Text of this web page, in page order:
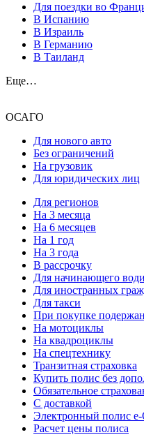
Для поездки во
В Испанию
В Израиль
В Германию
В Таиланд
Еще…
ОСАГО
Для нового авто
Без ограничений
На грузовик
Для юридических лиц
Для регионов
На 3 месяца
На 6 месяцев
На 1 год
На 3 года
В рассрочку
Для начинающего
Для иностранных
Для такси
При покупке
На мотоциклы
На квадроциклы
На спецтехнику
Транзитная страховка
Купить полис без
Обязательное
С доставкой
Электронный полис
Расчет цены полиса